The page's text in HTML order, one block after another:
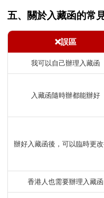
五、關於入藏函的常
❌誤區
我可以自己辦理入藏函
入藏函隨時辦都能辦好
辦好入藏函後，可以臨時更
香港人也需要辦理入藏函